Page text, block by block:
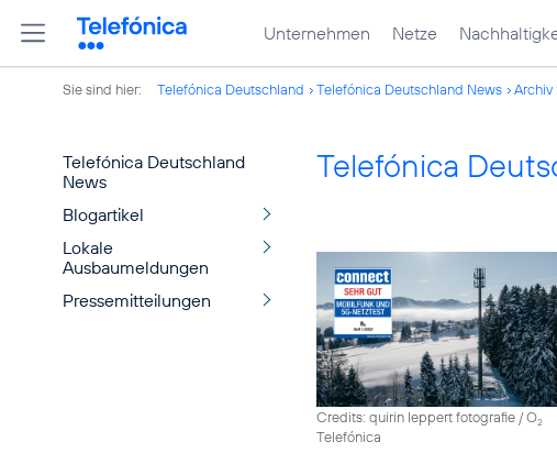
Unternehmen Netze
Sie sind hier: Telefónica Deutschland Telefónica Deutschland News Archiv
Telefónica Deutschland
News
Blogartikel
Lokale
Ausbaumeldungen
Pressemitteilungen
Telefónica
Credits: quirin leppert fotografie / O2
Telefónica